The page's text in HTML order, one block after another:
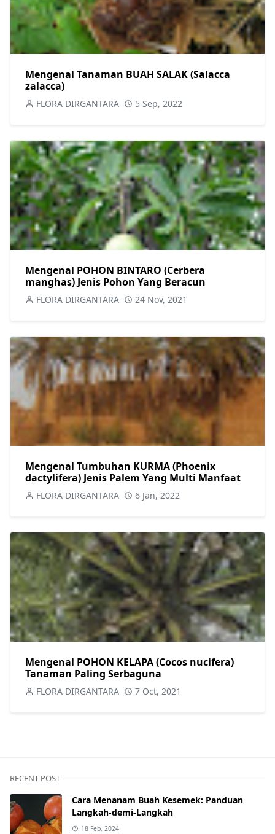
Mengenal Tanaman BUAH SALAK (Salacca
zalacca)
FLORA DIRGANTARA 5 Sep, 2022
Mengenal POHON BINTARO (Cerbera
manghas) Jenis Pohon Yang Beracun
FLORA DIRGANTARA 24 Nov, 2021
Mengenal Tumbuhan KURMA (Phoenix
dactylifera) Jenis Palem Yang Multi Manfaat
FLORA DIRGANTARA 6 Jan, 2022
Mengenal POHON KELAPA (Cocos nucifera)
Tanaman Paling Serbaguna
FLORA DIRGANTARA 7 Oct, 2021
RECENT POST
Cara Menanam Buah Kesemek: Panduan
Langkah-demi-Langkah
18 Feb, 2024